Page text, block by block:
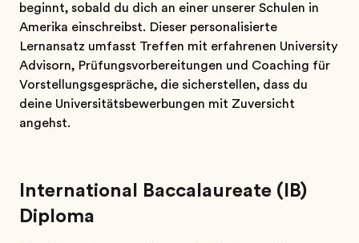
beginnt, sobald du dich an einer unserer Schulen in
Amerika einschreibst. Dieser personalisierte
Lernansatz umfasst Treffen mit erfahrenen University
Advisorn, Prüfungsvorbereitungen und Coaching für
Vorstellungsgespräche, die sicherstellen, dass du
deine Universitätsbewerbungen mit Zuversicht
angehst.
International Baccalaureate (IB)
Diploma